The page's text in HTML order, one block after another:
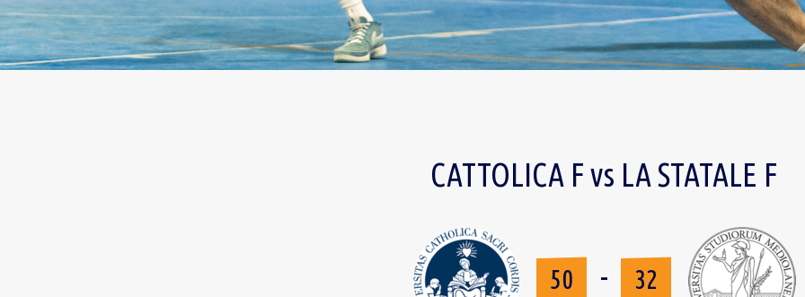
CATTOLICA F vs LA STATALE F
50 - 32